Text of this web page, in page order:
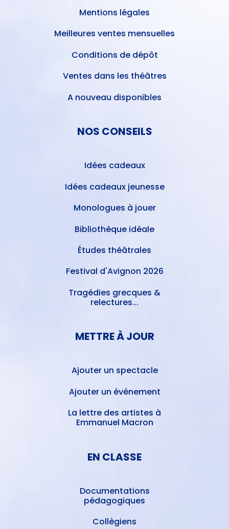
Mentions légales
Meilleures ventes mensuelles
Conditions de dépôt
Ventes dans les théâtres
A nouveau disponibles
NOS CONSEILS
Idées cadeaux
Idées cadeaux jeunesse
Monologues à jouer
Bibliothèque idéale
Études théâtrales
Festival d'Avignon 2026
Tragédies grecques &
relectures...
METTRE À JOUR
Ajouter un spectacle
Ajouter un événement
La lettre des artistes à
Emmanuel Macron
EN CLASSE
Documentations
pédagogiques
Collègiens